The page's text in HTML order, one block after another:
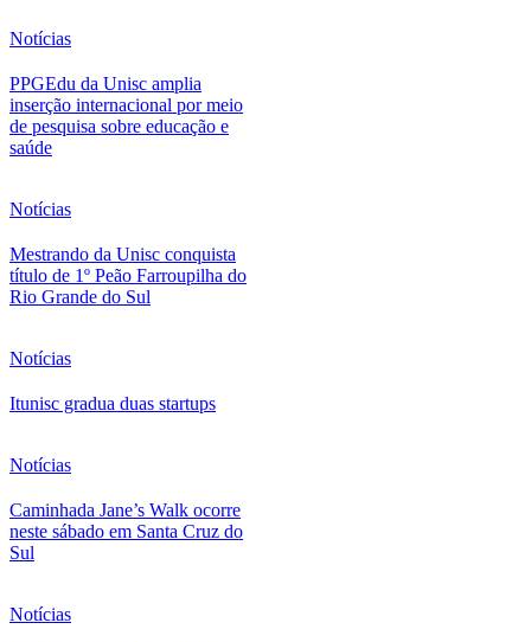
Notícias
PPGEdu da Unisc amplia
inserção internacional por meio
de pesquisa sobre educação e
saúde
Notícias
Mestrando da Unisc conquista
título de 1º Peão Farroupilha do
Rio Grande do Sul
Notícias
Itunisc gradua duas startups
Notícias
Caminhada Jane’s Walk ocorre
neste sábado em Santa Cruz do
Sul
Notícias